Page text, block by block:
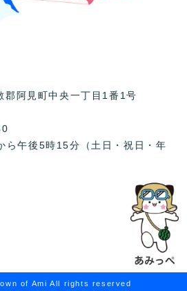
阿見町中央一丁目1番1号
ら午後5時15分（土日・祝日・年
of Ami All rights reserved